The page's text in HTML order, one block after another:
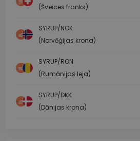
(Šveices franks)
SYRUP/NOK
(Norvēģijas krona)
SYRUP/RON
(Rumānijas leja)
SYRUP/DKK
(Dānijas krona)